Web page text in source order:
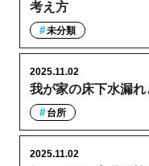
考え方
未分類
我が家の床下水漏
2025.11.02
台所
2025.11.02